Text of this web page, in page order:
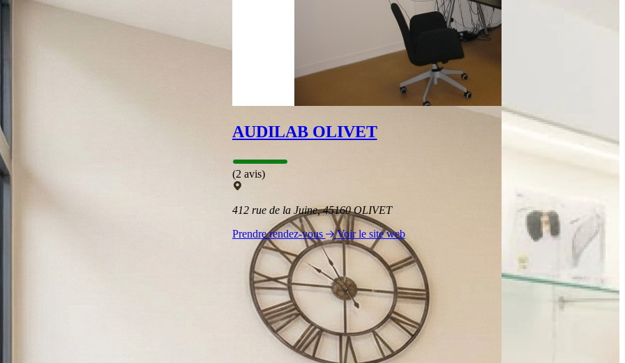
AUDILAB OLIVET
(2 avis)
412 rue de la Juine, 45160 OLIVET
Prendre rendez-vous
Voir le site web